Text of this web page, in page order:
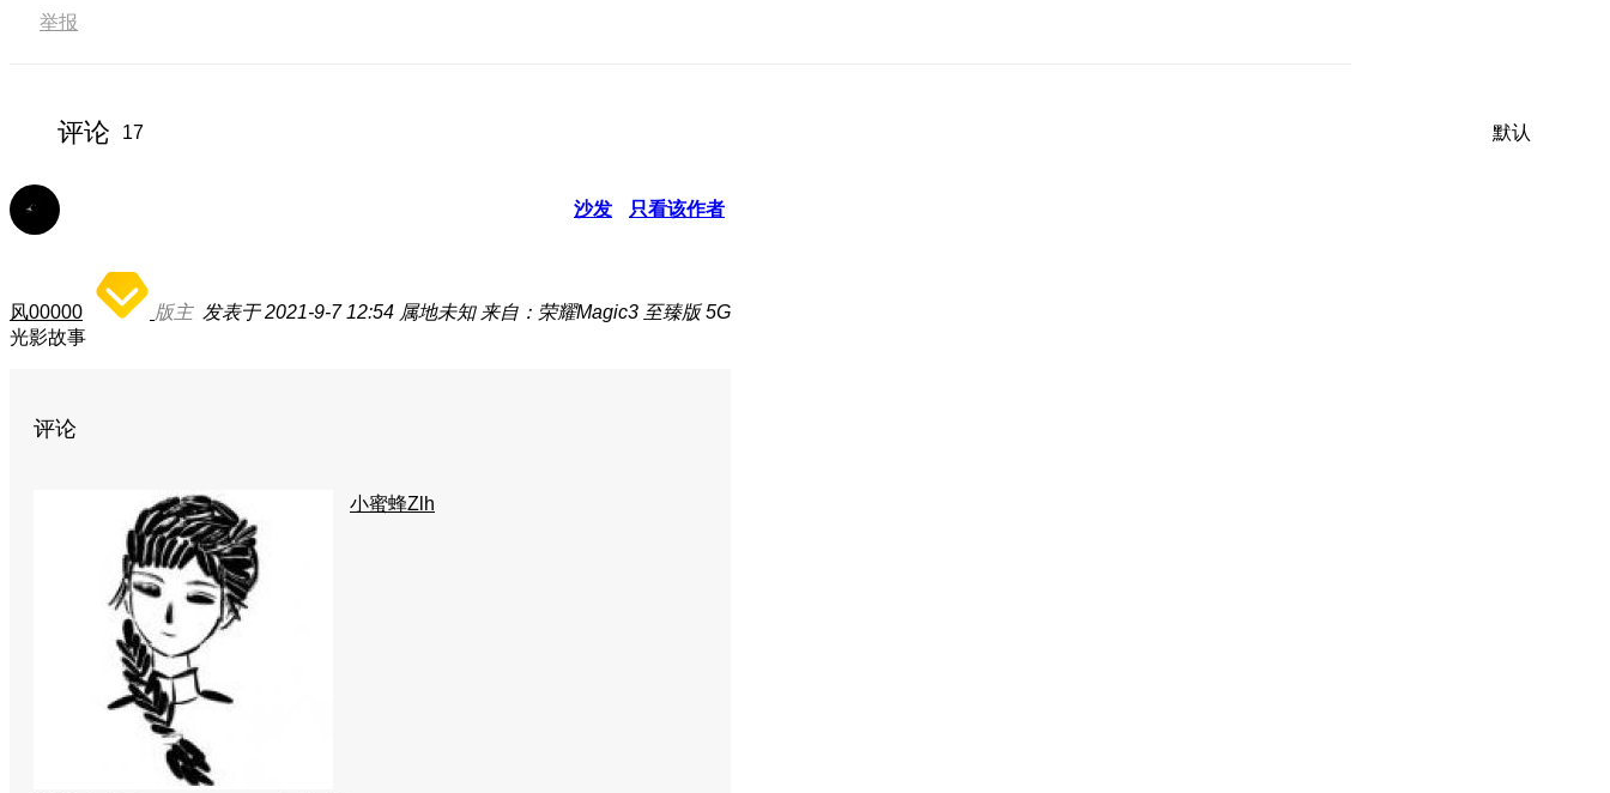
举报
评论 17 默认
沙发 只看该作者
风00000 版主 发表于 2021-9-7 12:54 属地未知 来自：荣耀Magic3 至臻版 5G
光影故事
评论
小蜜蜂Zlh